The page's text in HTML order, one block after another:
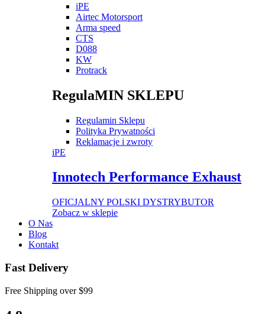
iPE
Airtec Motorsport
Arma speed
CTS
D088
KW
Protrack
RegulaMIN SKLEPU
Regulamin Sklepu
Polityka Prywatności
Reklamacje i zwroty
iPE
Innotech Performance Exhaust
OFICJALNY POLSKI DYSTRYBUTOR
Zobacz w sklepie
O Nas
Blog
Kontakt
Fast Delivery
Free Shipping over$99